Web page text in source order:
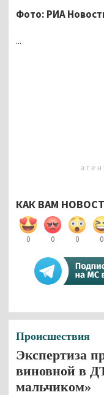
Фото: РИА
...
КАК ВАМ
0 0 0 0
Происшествия
Экспертиза
виновной в
мальчиком»